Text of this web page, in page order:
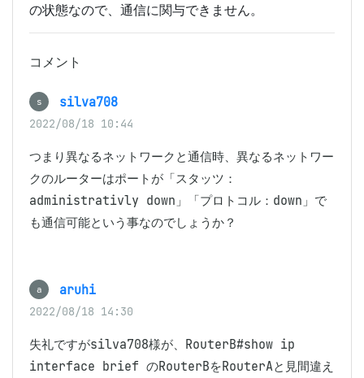
の状態なので、通信に関与できません。
コメント
s silva708
2022/08/18 10:44
つまり異なるネットワークと通信時、異なるネットワー
クのルーターはポートが「スタッツ：
administrativly down」「プロトコル：down」で
も通信可能という事なのでしょうか？
a aruhi
2022/08/18 14:30
失礼ですがsilva708様が、RouterB#show ip
interface brief のRouterBをRouterAと見間違え